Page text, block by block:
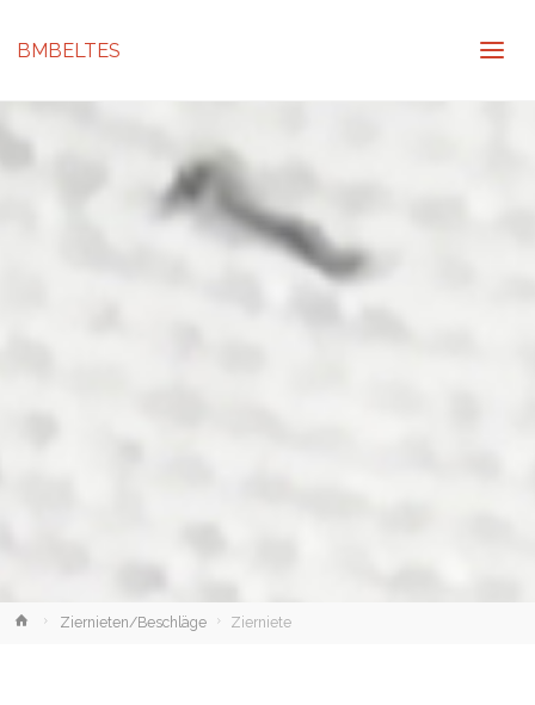
BMBELTES
HomeZiernieten/Beschläge Zierniete